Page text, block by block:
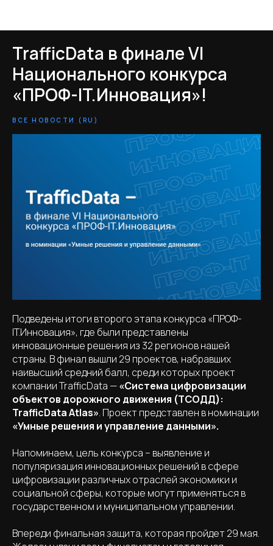
TrafficData в финале VI
Национального конкурса
«ПРОФ-IT.Инновация»!
ВСЕ НОВОСТИ (RU)
Подведены итоги второго этапа конкурса «ПРОФ-
IT.Инновация», где были представлены
инновационные решения из 32 регионов нашей
страны. В финал вышли 29 проектов, набравших
наивысший средний балл, среди которых проект
компании TrafficData —«Система цифровизации
объектов дорожного движения (ТСОДД):
TrafficData Atlas». Проект представлен в номинации
«Умные решения и управление данными».
Напоминаем, цель конкурса – выявление и
популяризация инновационных решений в сфере
цифровизации различных отраслей экономики и
социальной сферы, которые могут применяться в
государственном и муниципальном управлении.
Впереди финальная защита, которая пройдет 29 мая.